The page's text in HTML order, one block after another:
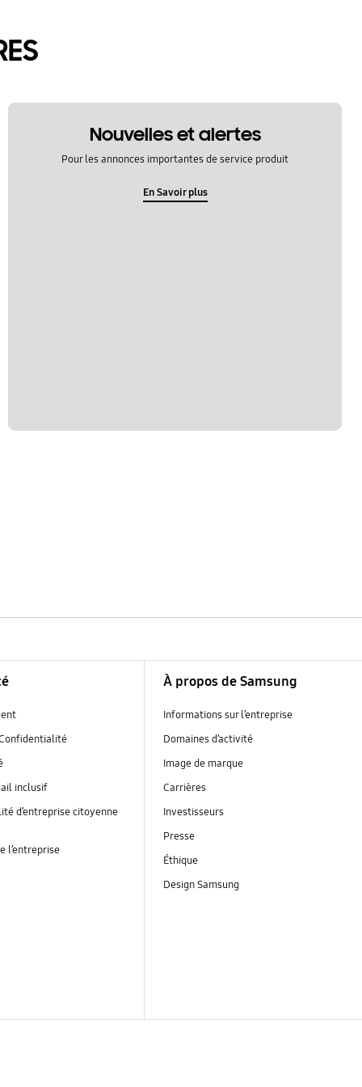
Nouvelles et alertes
Pour les annonces importantes de service produit
En Savoir plus
inclusif
d’entreprise citoyenne
l’entreprise
À propos de Samsung
Informations sur l’entreprise
Domaines d’activité
Image de marque
Carrières
Investisseurs
Presse
Éthique
Design Samsung